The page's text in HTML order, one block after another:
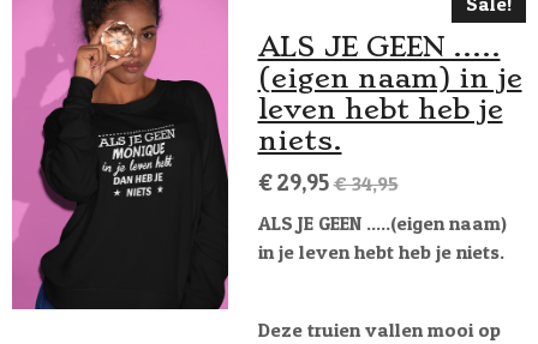
ALS JE GEEN .....
(eigen naam) in je
leven hebt heb je
niets.
€ 29,95 € 34,95
ALS JE GEEN .....(eigen naam)
in je leven hebt heb je niets.
Deze truien vallen mooi op